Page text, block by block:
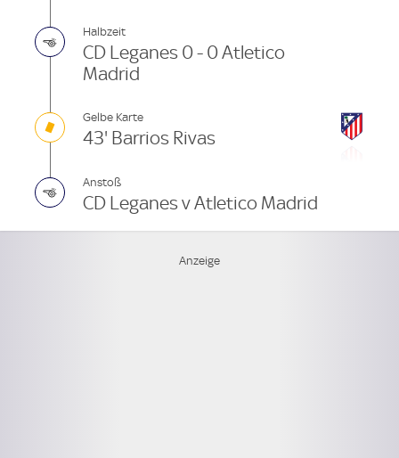
Halbzeit
CD Leganes 0 - 0 Atletico
Madrid
Gelbe Karte
43' Barrios Rivas
Anstoß
CD Leganes v Atletico Madrid